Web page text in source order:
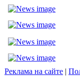
Реклама на сайте |